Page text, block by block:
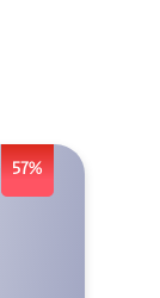
57%